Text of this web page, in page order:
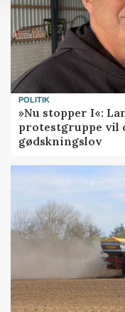
POLITIK
»Nu stopper I«:
protestgruppe vil
gødskningslov